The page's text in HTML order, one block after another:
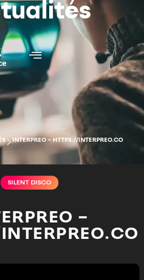
INTERPREO – HTTPS://INTERPREO.CO
SILENT DISCO
–